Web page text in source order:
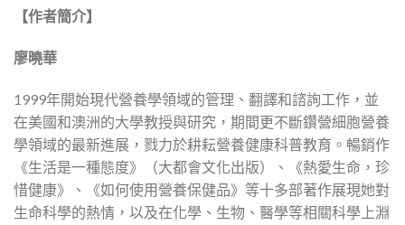
【作者簡介】
廖曉華
1999年開始現代營養學領域的管理、翻譯和諮詢工作，並
在美國和澳洲的大學教授與研究，期間更不斷鑽營細胞營養
學領域的最新進展，戮力於耕耘營養健康科普教育。暢銷作
《生活是一種態度》（大都會文化出版）、《熱愛生命，珍
惜健康》、《如何使用營養保健品》等十多部著作展現她對
生命科學的熱情，以及在化學、生物、醫學等相關科學上淵